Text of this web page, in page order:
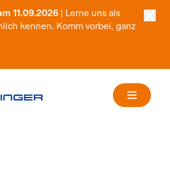
11.09.2026 | Lerne uns als
kennen. Komm vorbei, ganz